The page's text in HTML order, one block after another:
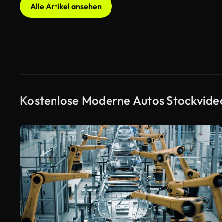
Alle Artikel ansehen
Kostenlose Moderne Autos